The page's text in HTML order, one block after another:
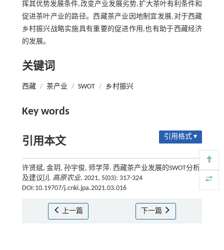
挥其优势发展条件,改变产业发展劣势,扩大茶叶有利条件和
促进茶叶产业的路径。西藏茶产业因地制宜发展,对于西藏
乡村振兴战略实施具有重要的促进作用,也有助于西藏经济
的发展。
关键词
西藏 / 茶产业 / SWOT / 乡村振兴
Key words
引用本文 引用格式 ▾
许贤斌, 金玥, 孙宇俊, 师学萍. 西藏茶产业发展的SWOT分析
及建议[J]. 高原农业, 2021, 5(03): 317-324
DOI:10.19707/j.cnki.jpa.2021.03.016
上一篇 下一篇